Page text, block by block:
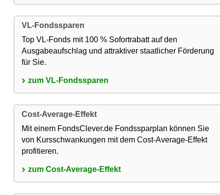
VL-Fondssparen
Top VL-Fonds mit 100 % Sofortrabatt auf den
Ausgabeaufschlag und attraktiver staatlicher Förderung
für Sie.
zum VL-Fondssparen
Cost-Average-Effekt
Mit einem FondsClever.de Fondssparplan können Sie
von Kursschwankungen mit dem Cost-Average-Effekt
profitieren.
zum Cost-Average-Effekt